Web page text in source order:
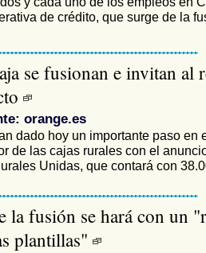
de crédito, que surge de la
se fusionan e invitan al
orange.es
dado hoy un importante paso en
de las cajas rurales con el
Unidas, que contará con
la fusión se hará con un
plantillas"